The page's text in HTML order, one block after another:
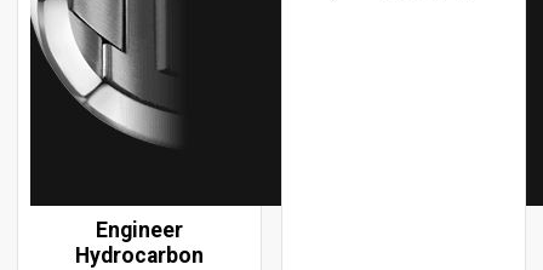
Engineer
Hydrocarbon